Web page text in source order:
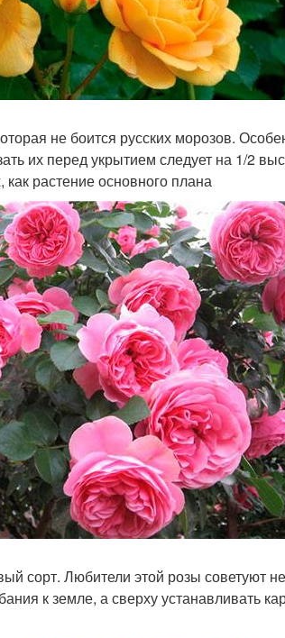
не боится русских морозов.
их перед укрытием следует на 1/2
растение основного плана
сорт. Любители этой розы советуют
к земле, а сверху устанавливать